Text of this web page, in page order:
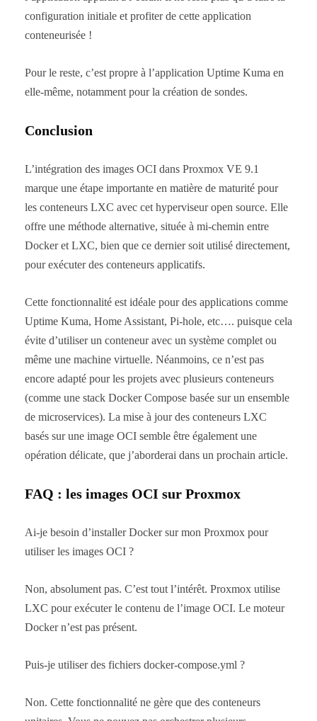
configuration initiale et profiter de cette application
conteneurisée !
Pour le reste, c’est propre à l’application Uptime Kuma en
elle-même, notamment pour la création de sondes.
Conclusion
L’intégration des images OCI dans Proxmox VE 9.1
marque une étape importante en matière de maturité pour
les conteneurs LXC avec cet hyperviseur open source. Elle
offre une méthode alternative, située à mi-chemin entre
Docker et LXC, bien que ce dernier soit utilisé directement,
pour exécuter des conteneurs applicatifs.
Cette fonctionnalité est idéale pour des applications comme
Uptime Kuma, Home Assistant, Pi-hole, etc…. puisque cela
évite d’utiliser un conteneur avec un système complet ou
même une machine virtuelle. Néanmoins, ce n’est pas
encore adapté pour les projets avec plusieurs conteneurs
(comme une stack Docker Compose basée sur un ensemble
de microservices). La mise à jour des conteneurs LXC
basés sur une image OCI semble être également une
opération délicate, que j’aborderai dans un prochain article.
FAQ : les images OCI sur Proxmox
Ai-je besoin d’installer Docker sur mon Proxmox pour
utiliser les images OCI ?
Non, absolument pas. C’est tout l’intérêt. Proxmox utilise
LXC pour exécuter le contenu de l’image OCI. Le moteur
Docker n’est pas présent.
Puis-je utiliser des fichiers docker-compose.yml ?
Non. Cette fonctionnalité ne gère que des conteneurs